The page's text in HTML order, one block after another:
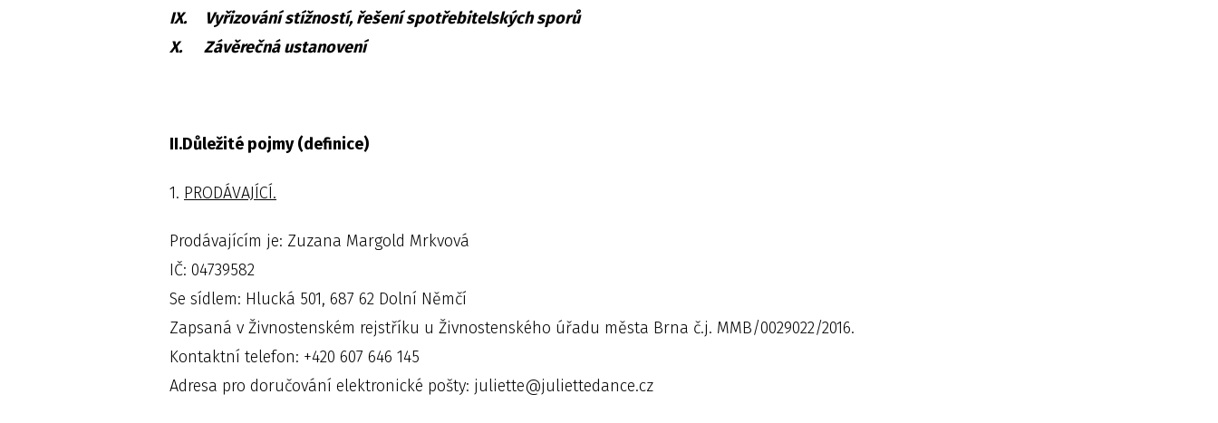
IX. Vyřizování stížností, řešení spotřebitelských sporů
X. Závěrečná ustanovení
II.Důležité pojmy (definice)
1. PRODÁVAJÍCÍ.
Prodávajícím je: Zuzana Margold Mrkvová
IČ: 04739582
Se sídlem: Hlucká 501, 687 62 Dolní Němčí
Zapsaná v Živnostenském rejstříku u Živnostenského úřadu města Brna č.j. MMB/0029022/2016.
Kontaktní telefon: +420 607 646 145
Adresa pro doručování elektronické pošty: juliette@juliettedance.cz